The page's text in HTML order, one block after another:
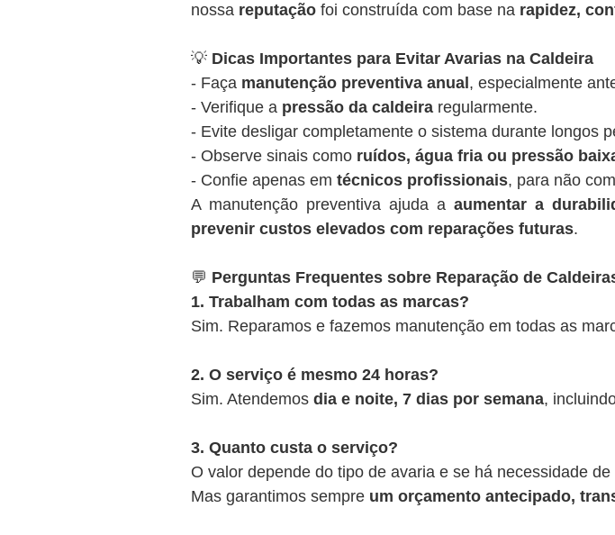
nossa reputação foi construída com base na rapidez,
💡 Dicas Importantes para Evitar Avarias na Caldeira
- Faça manutenção preventiva anual , especialmente
- Verifique a pressão da caldeira regularmente.
- Evite desligar completamente o sistema durante longos
- Observe sinais como ruídos, água fria ou pressão
- Confie apenas em técnicos profissionais, para não
A manutenção preventiva ajuda a aumentar a
prevenir custos elevados com reparações futuras.
💬 Perguntas Frequentes sobre Reparação de
1. Trabalham com todas as marcas?
Sim. Reparamos e fazemos manutenção em todas as
2. O serviço é mesmo 24 horas?
Sim. Atendemos dia e noite, 7 dias por semana,
3. Quanto custa o serviço?
O valor depende do tipo de avaria e se há necessidade
Mas garantimos sempre um orçamento antecipado,